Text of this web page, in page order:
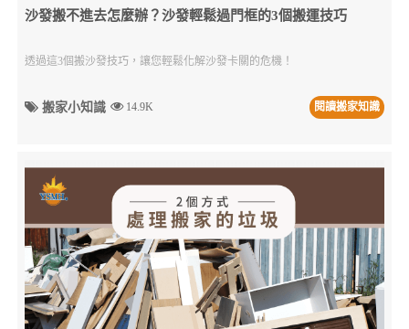
沙發搬不進去怎麼辦？沙發輕鬆過門框的3個搬運技巧
透過這3個搬沙發技巧，讓您輕鬆化解沙發卡關的危機！
搬家小知識 14.9K 閱讀搬家知識